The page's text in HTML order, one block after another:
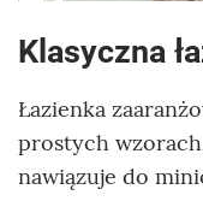
Klasyczna
Łazienka
prostych
nawiązuje do